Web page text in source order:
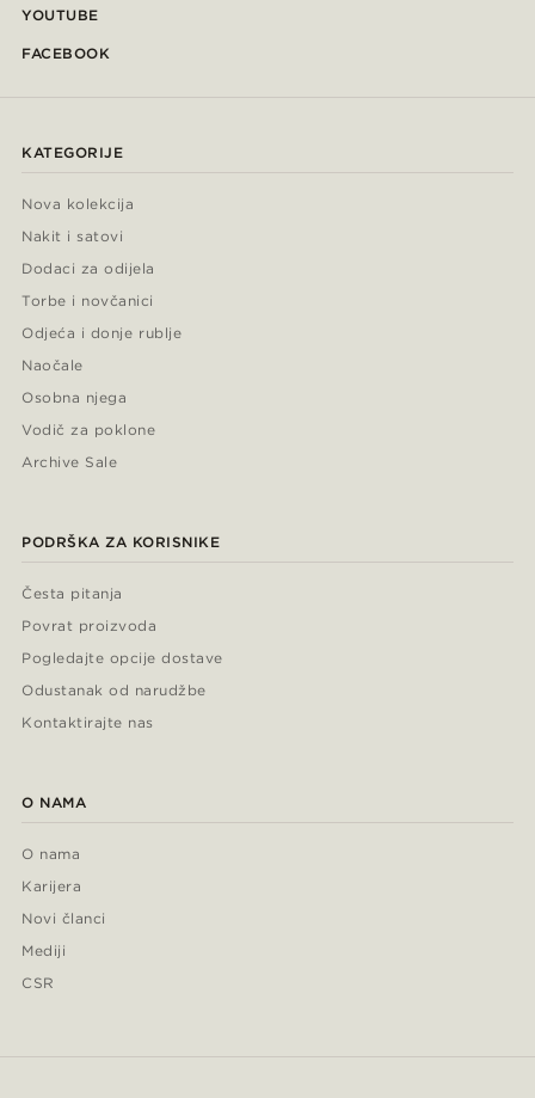
YOUTUBE
FACEBOOK
KATEGORIJE
Nova kolekcija
Nakit i satovi
Dodaci za odijela
Torbe i novčanici
Odjeća i donje rublje
Naočale
Osobna njega
Vodič za poklone
Archive Sale
PODRŠKA ZA KORISNIKE
Česta pitanja
Povrat proizvoda
Pogledajte opcije dostave
Odustanak od narudžbe
Kontaktirajte nas
O NAMA
O nama
Karijera
Novi članci
Mediji
CSR